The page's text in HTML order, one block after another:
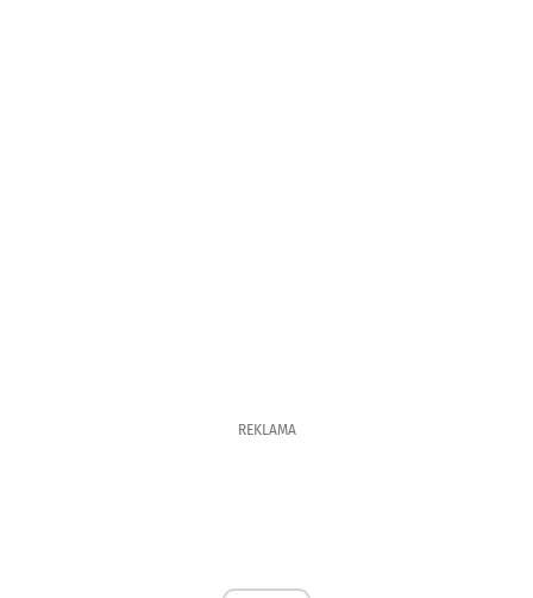
REKLAMA